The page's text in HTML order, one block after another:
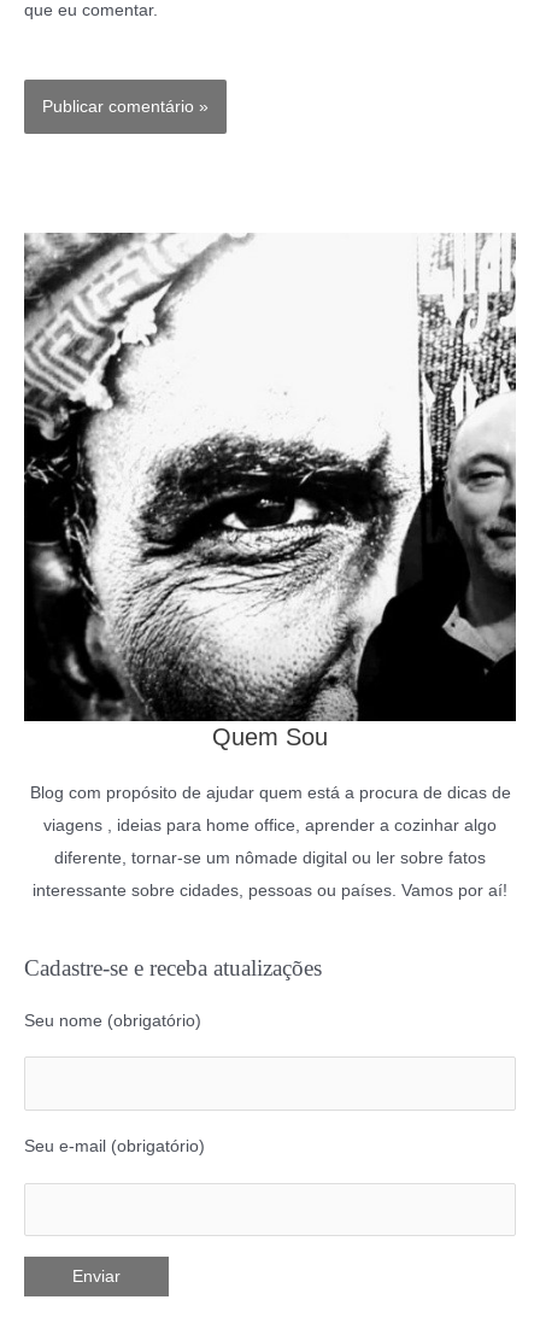
que eu comentar.
Quem Sou
Blog com propósito de ajudar quem está a procura de dicas de
viagens , ideias para home office, aprender a cozinhar algo
diferente, tornar-se um nômade digital ou ler sobre fatos
interessante sobre cidades, pessoas ou países. Vamos por aí!
Cadastre-se e receba atualizações
Seu nome (obrigatório)
Seu e-mail (obrigatório)